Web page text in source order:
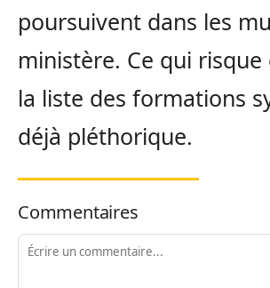
poursuivent dans les
ministère. Ce qui
la liste des formations
déjà pléthorique.
Commentaires